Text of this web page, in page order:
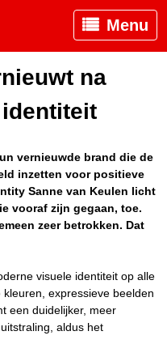
Menu
na
vernieuwde brand die de
inzetten voor positieve
Sanne van Keulen licht
vooraf zijn gegaan, toe.
zeer betrokken. Dat
visuele identiteit op alle
expressieve beelden
een duidelijker, meer
aldus het